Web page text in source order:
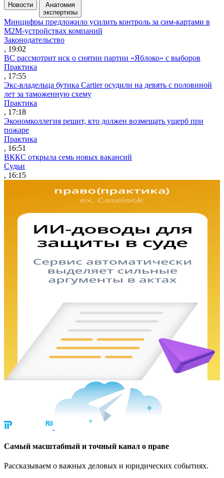
Новости
Анатомия
экспертизы
Минцифры предложило усилить контроль за сим-картами в
M2M-устройствах компаний
Законодательство
, 19:02
ВС рассмотрит иск о снятии партии «Яблоко» с выборов
Практика
, 17:55
Экс-владельца бутика Cartier осудили на девять с половиной
лет за таможенную схему
Практика
, 17:18
Экономколлегия решит, кто должен возмещать ущерб при
пожаре
Практика
, 16:51
ВККС открыла семь новых вакансий
Судьи
, 16:15
Cамый масштабный и точный канал о праве
Рассказываем о важных деловых и юридических событиях.